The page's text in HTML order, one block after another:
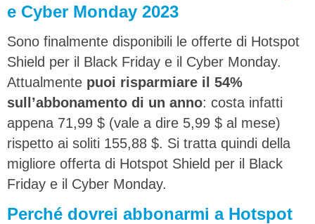
e Cyber Monday 2023
Sono finalmente disponibili le offerte di Hotspot
Shield per il Black Friday e il Cyber Monday.
Attualmente puoi risparmiare il 54%
sull’abbonamento di un anno: costa infatti
appena 71,99 $ (vale a dire 5,99 $ al mese)
rispetto ai soliti 155,88 $. Si tratta quindi della
migliore offerta di Hotspot Shield per il Black
Friday e il Cyber Monday.
Perché dovrei abbonarmi a Hotspot